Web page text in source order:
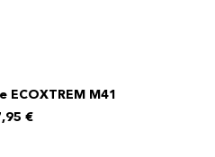
ECOXTREM M41
€